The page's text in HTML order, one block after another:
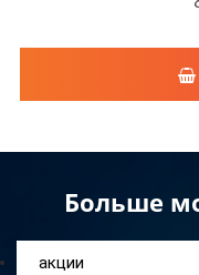
Больше
акции